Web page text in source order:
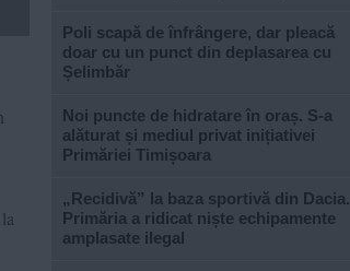
Poli scapă de înfrângere, dar pleacă
doar cu un punct din deplasarea cu
Șelimbăr
Noi puncte de hidratare în oraș. S-a
alăturat și mediul privat inițiativei
Primăriei Timișoara
„Recidivă” la baza sportivă din Dacia.
Primăria a ridicat niște echipamente
amplasate ilegal